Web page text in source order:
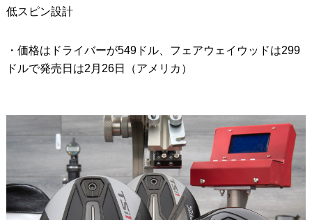
低スピン設計
・価格はドライバーが549ドル、フェアウェイウッドは299
ドルで発売日は2月26日（アメリカ）
Our Team
Our Mission
ABOUT US MyGolfSpyJapanとは？